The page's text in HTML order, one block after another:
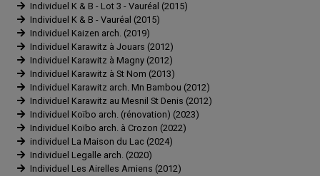
Individuel K & B - Lot 3 - Vauréal (2015)
Individuel K & B - Vauréal (2015)
Individuel Kaizen arch. (2019)
Individuel Karawitz à Jouars (2012)
Individuel Karawitz à Magny (2012)
Individuel Karawitz à St Nom (2013)
Individuel Karawitz arch. Mn Bambou (2012)
Individuel Karawitz au Mesnil St Denis (2012)
Individuel Koïbo arch. (rénovation) (2023)
Individuel Koïbo arch. à Crozon (2022)
individuel La Maison du Lac (2024)
Individuel Legalle arch. (2020)
Individuel Les Airelles Amiens (2012)